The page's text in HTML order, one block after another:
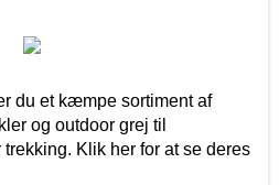
du et kæmpe sortiment af
og outdoor grej til
Klik her for at se deres